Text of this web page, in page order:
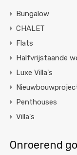
Bungalow
CHALET
Flats
Halfvrijstaande
Luxe Villa's
Penthouses
Villa's
Onroerend